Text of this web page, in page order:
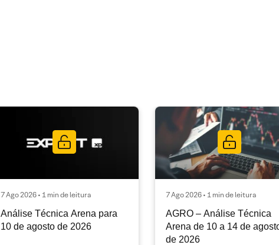
7 Ago 2026 • 1 min de leitura
Análise Técnica Arena para
10 de agosto de 2026
7 Ago 2026 • 1 min de leitura
AGRO – Análise Técnica
Arena de 10 a 14 de
de 2026